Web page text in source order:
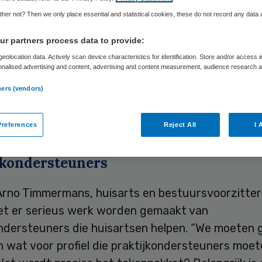
Skipr Redactie 18 juni 2012,12:40 54 keer gelezen
verwachten meer mensen met geestelijke
als gevolg van de afspraken die het ministerie
sector heeft gemaakt. Hiervoor zou de
in reactie op de afspraken.
Timmermans, huisarts en
er serieus werk worden gemaakt van
die huisartsen helpen. “We moeten
wat voor profiel die praktijkondersteuners
not? Then we only place essential and statistical cookies, these do not record any data
partners process data to provide:
data. Actively scan device characteristics for identification. Store and/or access
advertising and content, advertising and content measurement, audience research
(vendors)
Reject All I